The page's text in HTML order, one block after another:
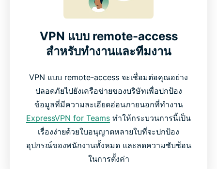
VPN แบบ remote-access
สำหรับทำงานและทีมงาน
VPN แบบ remote-access จะเชื่อมต่อคุณอย่าง
ปลอดภัยไปยังเครือข่ายของบริษัทเพื่อปกป้อง
ข้อมูลที่มีความละเอียดอ่อนภายนอกที่ทำงาน
ExpressVPN for Teams ทำให้กระบวนการนี้เป็น
เรื่องง่ายด้วยใบอนุญาตหลายใบที่จะปกป้อง
อุปกรณ์ของพนักงานทั้งหมด และลดความซับซ้อน
ในการตั้งค่า